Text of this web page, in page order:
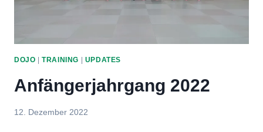
DOJO |TRAINING UPDATES
Anfängerjahrgang 2022
Von
12. Dezember 2022